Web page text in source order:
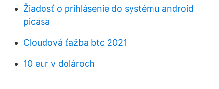
Žiadosť o prihlásenie do systému android
picasa
Cloudová ťažba btc 2021
10 eur v dolároch